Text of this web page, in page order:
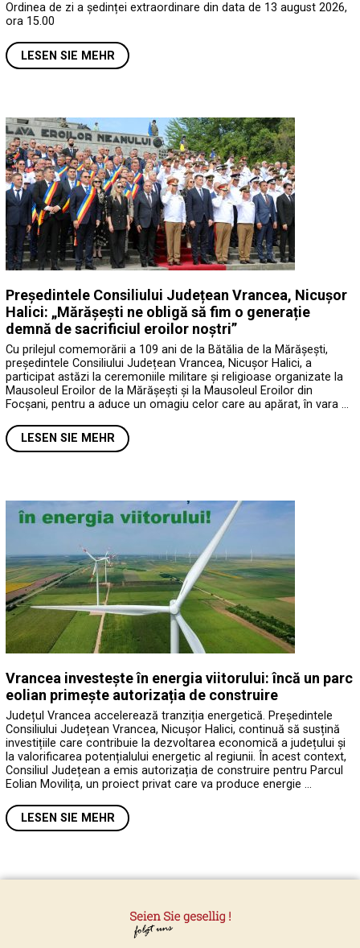
Ordinea de zi a ședinței extraordinare din data de 13 august 2026,
ora 15.00
LESEN SIE MEHR
Președintele Consiliului Județean Vrancea, Nicușor
Halici: „Mărășești ne obligă să fim o generație
demnă de sacrificiul eroilor noștri”
Cu prilejul comemorării a 109 ani de la Bătălia de la Mărășești,
președintele Consiliului Județean Vrancea, Nicușor Halici, a
participat astăzi la ceremoniile militare și religioase organizate la
Mausoleul Eroilor de la Mărășești și la Mausoleul Eroilor din
Focșani, pentru a aduce un omagiu celor care au apărat, în vara …
LESEN SIE MEHR
Vrancea investește în energia viitorului: încă un parc
eolian primește autorizația de construire
Județul Vrancea accelerează tranziția energetică. Președintele
Consiliului Județean Vrancea, Nicușor Halici, continuă să susțină
investițiile care contribuie la dezvoltarea economică a județului și
la valorificarea potențialului energetic al regiunii. În acest context,
Consiliul Județean a emis autorizația de construire pentru Parcul
Eolian Movilița, un proiect privat care va produce energie …
LESEN SIE MEHR